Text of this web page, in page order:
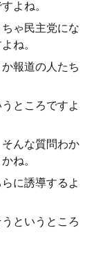
よね。
ゃ民主党にな
ね。
報道の人たち
ところですよ
んな質問わか
ね。
に誘導するよ
というところ